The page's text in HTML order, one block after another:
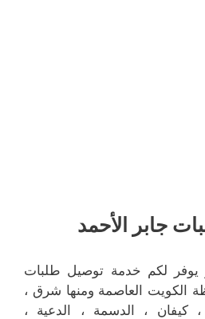
جابر الأحمد
لكم خدمة توصيل طلبات
الكويت العاصمة ومنها شرق ،
، كيفان ، الدسمة ، الدعية ،